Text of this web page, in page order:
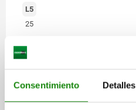
Consentimiento Detalles
L5
25